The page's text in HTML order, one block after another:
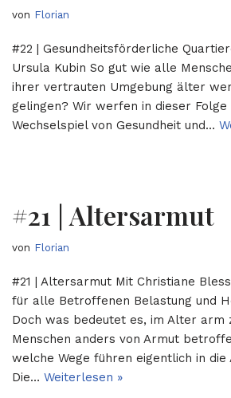
von Florian
#22 | Gesundheitsförderliche
Ursula Kubin So gut wie alle
ihrer vertrauten Umgebung älter
gelingen? Wir werfen in dieser Folge
Wechselspiel von Gesundheit und…
#21 | Altersarmut
von Florian
#21 | Altersarmut Mit Christiane
für alle Betroffenen Belastung und
Doch was bedeutet es, im Alter arm
Menschen anders von Armut
welche Wege führen eigentlich in
Die… Weiterlesen »